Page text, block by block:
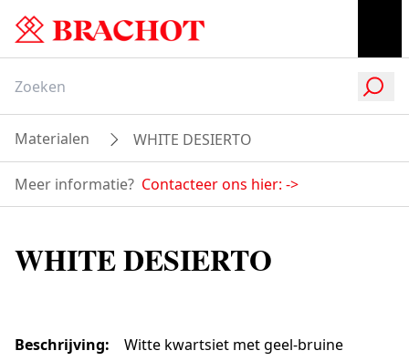
Materialen WHITE DESIERTO
Meer informatie? Contacteer ons hier: ->
WHITE DESIERTO
Beschrijving:
Witte kwartsiet met geel-bruine